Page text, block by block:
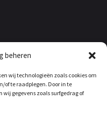
beheren
wij technologieën zoals cookies om
of te raadplegen. Door in te
gegevens zoals surfgedrag of